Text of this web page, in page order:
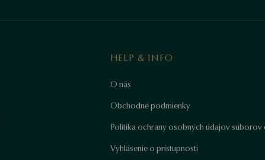
HELP & INFO
O nás
Obchodné podmienky
Politika ochrany osobných údajov súborov
Vyhlásenie o prístupnosti